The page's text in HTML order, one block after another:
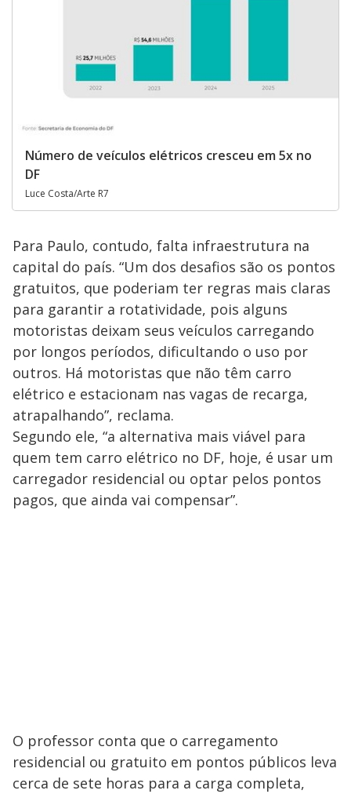
Número de veículos elétricos cresceu em 5x no
DF
Luce Costa/Arte R7
Para Paulo, contudo, falta infraestrutura na
capital do país. “Um dos desafios são os pontos
gratuitos, que poderiam ter regras mais claras
para garantir a rotatividade, pois alguns
motoristas deixam seus veículos carregando
por longos períodos, dificultando o uso por
outros. Há motoristas que não têm carro
elétrico e estacionam nas vagas de recarga,
atrapalhando”, reclama.
Segundo ele, “a alternativa mais viável para
quem tem carro elétrico no DF, hoje, é usar um
carregador residencial ou optar pelos pontos
pagos, que ainda vai compensar”.
O professor conta que o carregamento
residencial ou gratuito em pontos públicos leva
cerca de sete horas para a carga completa,